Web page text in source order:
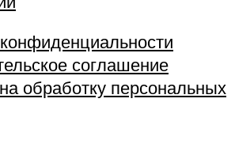
соглашение
обработку персональных